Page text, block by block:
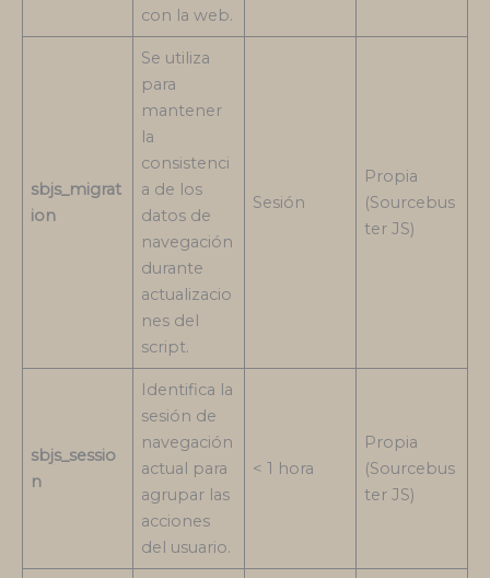
con la web.
sbjs_migrat
ion
Se utiliza
para
mantener
la
consistenci
a de los
datos de
navegación
durante
actualizacio
nes del
script.
Sesión
Propia
(Sourcebus
ter JS)
sbjs_sessio
n
Identifica la
sesión de
navegación
actual para
agrupar las
acciones
del usuario.
< 1 hora
Propia
(Sourcebus
ter JS)